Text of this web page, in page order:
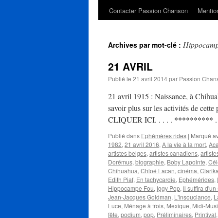
Contacter Passion Chanson
Archives par mot-clé :
21 AVRIL
Publié le 21 avril 2014par Passion
21 avril 1915 : Naissance, à
savoir plus sur les activités de
CLIQUER ICI. . . . . **********
Publié dans Ephémères rides | Marqué
1982, 21 avril 2016, A la vie à la mort,
artistes belges, artistes canadiens,
Dorémus, biographie, Boby Lapointe,
Chihuahua, Chloé Lacan, cinéma, Clarika
Edith Piaf, En tachycardie, Ephémérides,
Hippocampe Fou, Iggy Pop, Il suffira d'un
Jean-Jacques Goldman, L'insouciance,
Luce, Ménage à trois, Mexique, Midi-
fête, podium, pop, Préliminaires, Printival,